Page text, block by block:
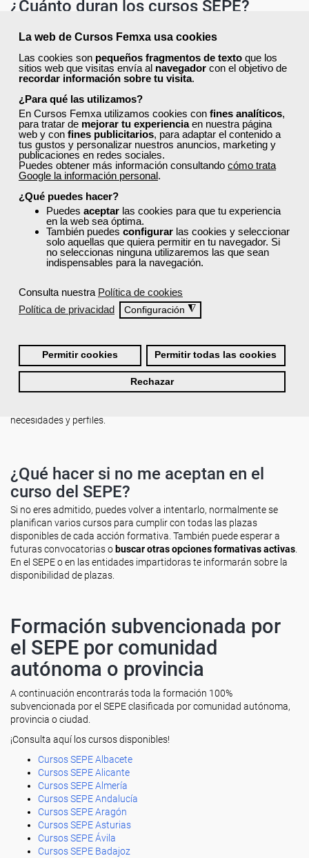
La web de Cursos Femxa usa cookies
Las cookies son pequeños fragmentos de texto que los
sitios web que visitas envía al navegador con el objetivo de
recordar información sobre tu visita.
¿Para qué las utilizamos?
En Cursos Femxa utilizamos cookies con fines analíticos,
para tratar de mejorar tu experienciaen nuestra página
web y con fines publicitarios, para adaptar el contenido a
tus gustos y personalizar nuestros anuncios, marketing y
publicaciones en redes sociales.
Puedes obtener más información consultando cómo trata
Google la información personal.
¿Qué puedes hacer?
Puedes aceptar las cookies para que tu experiencia
en la web sea óptima.
También puedes configurar las cookies y seleccionar
solo aquellas que quiera permitir en tu navegador. Si
no seleccionas ninguna utilizaremos las que sean
indispensables para la navegación.
Consulta nuestra Política de cookies
Política de privacidad
Configuración ◮
Permitir cookies Permitir todas las cookies
Rechazar
¿Cuánto duran los cursos SEPE?
formativo. Algunos cursos tienen una duración corta, de entre 20 y
50 horas, mientras que otros más extensos pueden superar las 200
horas.
Esta información aparece detallada en la ficha de cada curso,
donde también se indica la modalidad y los contenidos específicos.
En función de las horas planificadas en el curso y de las tutorías
diarias asignadas, el curso estará activo durante varias semanas
para su realización.
¿Recibiré un certificado oficial al
terminar un curso del SEPE?
Sí. Al finalizar el curso con aprovechamiento, recibirás un
certificado oficial emitido por el SEPE o por el servicio
autonómico de empleo. En muchos casos, este certificado tiene
validez profesional, ya que puede estar vinculado al
SEPE?
Sí. Muchos cursos del SEPE se imparten en modalidadonline o
, lo que facilita el acceso a la formación desde
cualquier lugar y con mayor flexibilidad horaria. También existen
necesidades y perfiles.
¿Qué hacer si no me aceptan en el
curso del SEPE?
Si no eres admitido, puedes volver a intentarlo, normalmente se
planifican varios cursos para cumplir con todas las plazas
disponibles de cada acción formativa. También puede esperar a
futuras convocatorias o buscar otras opciones formativas activas.
En el SEPE o en las entidades impartidoras te informarán sobre la
disponibilidad de plazas.
Formación subvencionada por
el SEPE por comunidad
autónoma o provincia
A continuación encontrarás toda la formación 100%
subvencionada por el SEPE clasificada por comunidad autónoma,
provincia o ciudad.
¡Consulta aquí los cursos disponibles!
Cursos SEPE Albacete
Cursos SEPE Alicante
Cursos SEPE Almería
Cursos SEPE Andalucía
Cursos SEPE Aragón
Cursos SEPE Asturias
Cursos SEPE Ávila
Cursos SEPE Badajoz